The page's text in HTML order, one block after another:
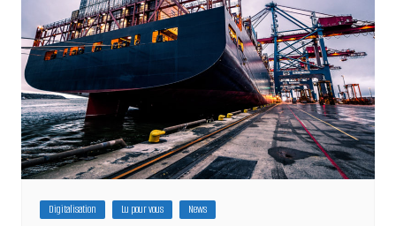
Digitalisation Lu pour vous News